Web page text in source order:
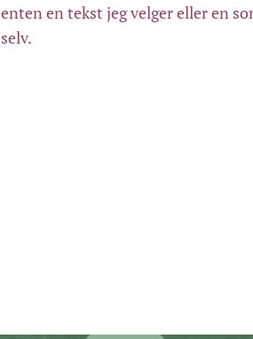
enten en tekst jeg velger eller en
selv.